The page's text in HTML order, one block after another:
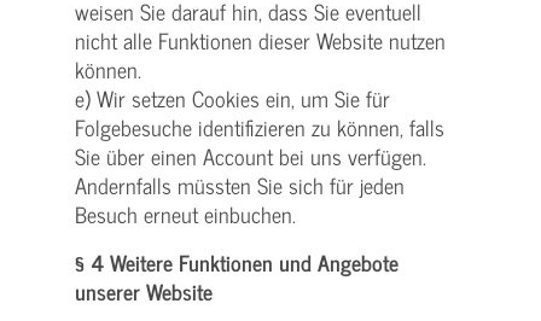
weisen Sie darauf hin, dass Sie eventuell
nicht alle Funktionen dieser Website nutzen
können.
e) Wir setzen Cookies ein, um Sie für
Folgebesuche identifizieren zu können, falls
Sie über einen Account bei uns verfügen.
Andernfalls müssten Sie sich für jeden
Besuch erneut einbuchen.
§ 4 Weitere Funktionen und Angebote
unserer Website